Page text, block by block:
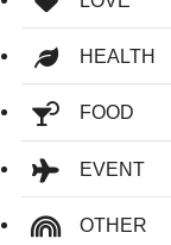
HEALTH
FOOD
EVENT
OTHER